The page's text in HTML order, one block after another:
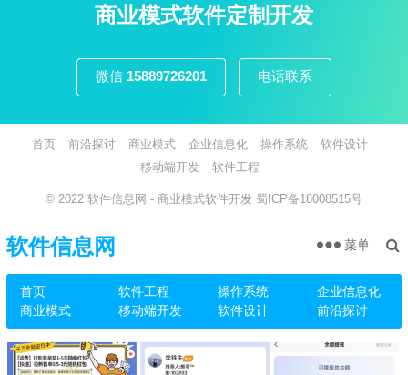
商业模式软件定制开发
微信 15889726201 电话联系
首页 前沿探讨 商业模式 企业信息化 操作系统
软件设计
移动端开发
软件工程
© 2022 软件信息网 - 商业模式软件开发 蜀ICP备18008515号
软件信息网
首页 软件工程 操作系统
企业信息化
商业模式
移动端开发 软件设计 前沿探讨
菜单